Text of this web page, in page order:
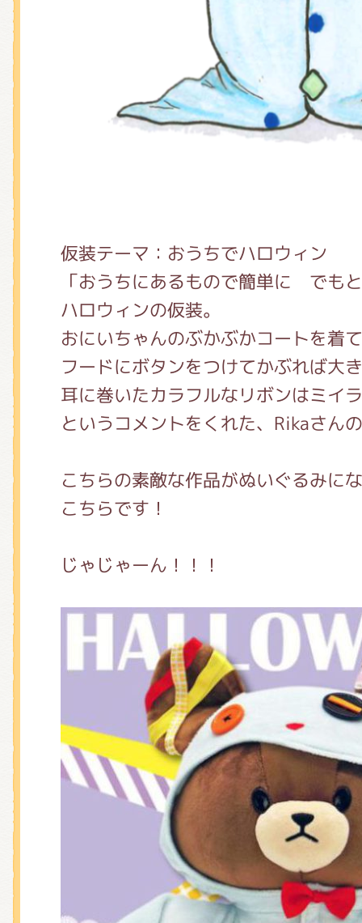
仮装テーマ：おうちでハロウィン
「おうちにあるもので簡単に でも
ハロウィンの仮装。
おにいちゃんのぶかぶかコートを着
フードにボタンをつけてかぶれば大
耳に巻いたカラフルなリボンはミイ
というコメントをくれた、Rikaさん
こちらの素敵な作品がぬいぐるみに
こちらです！
じゃじゃーん！！！